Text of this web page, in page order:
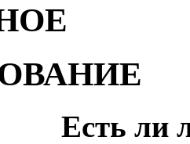
Есть ли